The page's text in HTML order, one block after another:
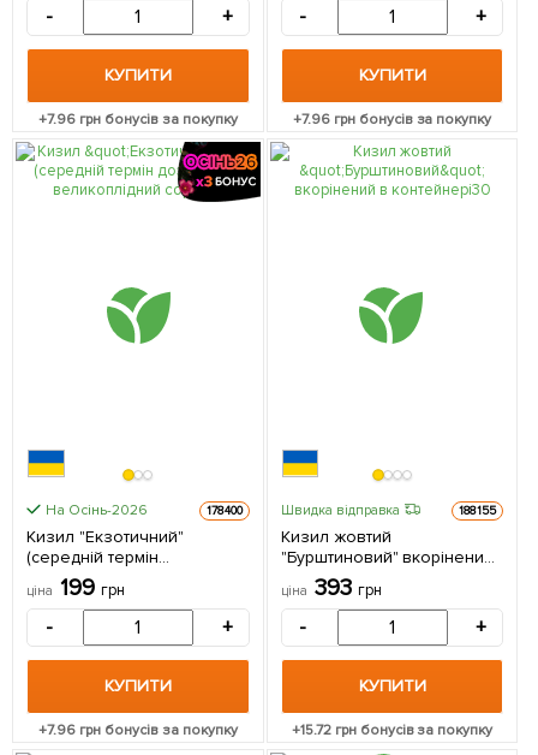
- +
КУПИТИ
+7.96 грн бонусів за покупку
- +
КУПИТИ
+7.96грн бонусів за покупку
На Осінь-2026 178400
Кизил "Екзотичний"
(середній термін
дозрівання, великоплідний
сорт) 1 саджанець в
ціна 199 грн
- +
КУПИТИ
+7.96 грн бонусів за покупку
Швидка відправка 188155
Кизил жовтий
"Бурштиновий" вкорінений
в контейнері 1 саджанець в
упаковці
ціна 393 грн
- +
КУПИТИ
+15.72грн бонусів за покупку